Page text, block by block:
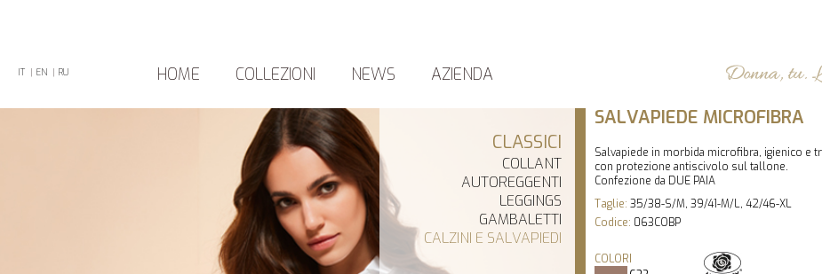
IT | EN | RU HOME COLLEZIONI NEWS AZIENDA
CLASSICI
COLLANT
AUTOREGGENTI
LEGGINGS
GAMBALETTI
CALZINI E SALVAPIEDI
SALVAPIEDE MICROFIBRA
Salvapiede in morbida microfibra, igienico e
con protezione antiscivolo sul tallone.
Confezione da DUE PAIA
Taglie: 35/38-S/M, 39/41-M/L, 42/46-XL
Codice: 063COBP
COLORI